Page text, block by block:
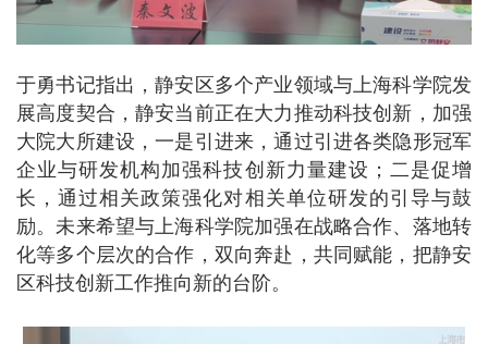
于勇书记指出，静安区多个产业领域与上海科学院发
展高度契合，静安当前正在大力推动科技创新，加强
大院大所建设，一是引进来，通过引进各类隐形冠军
企业与研发机构加强科技创新力量建设；二是促增
长，通过相关政策强化对相关单位研发的引导与鼓
励。未来希望与上海科学院加强在战略合作、落地转
化等多个层次的合作，双向奔赴，共同赋能，把静安
区科技创新工作推向新的台阶。